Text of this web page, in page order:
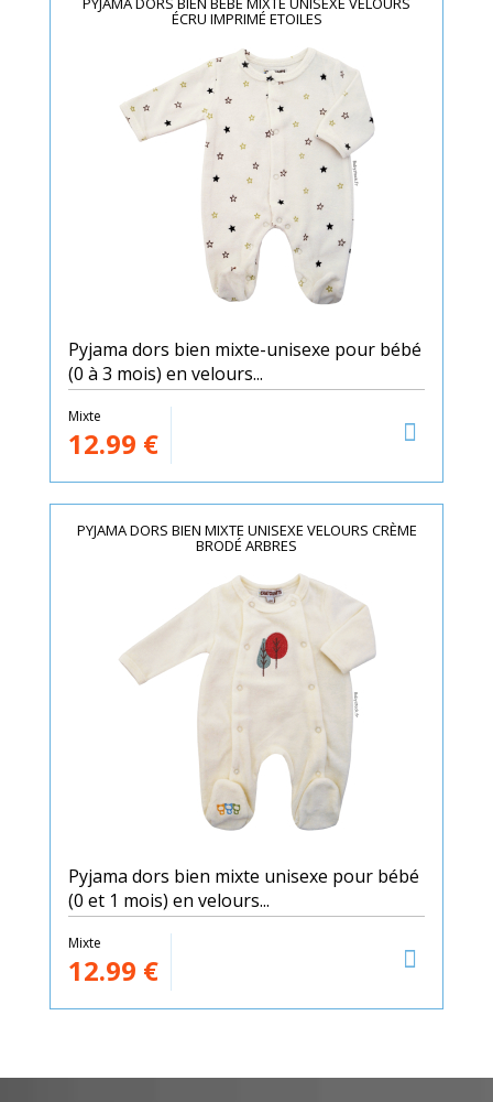
ÉCRU IMPRIMÉ ETOILES
Pyjama dors bien mixte-unisexe pour bébé
(0 à 3 mois) en velours...
Mixte
12.99 €
PYJAMA DORS BIEN MIXTE UNISEXE VELOURS CRÈME
BRODÉ ARBRES
Pyjama dors bien mixte unisexe pour bébé
(0 et 1 mois) en velours...
Mixte
12.99 €